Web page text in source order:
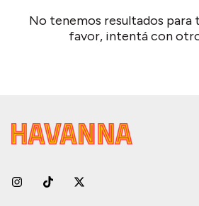
No tenemos resultados para
favor, intentá con